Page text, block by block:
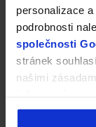
personalizace
podrobnosti
společnosti
stránek
našimi